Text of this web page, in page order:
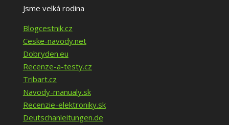
Jsme velká rodina
Blogcestnik.cz
Ceske-navody.net
Dobryden.eu
Recenze-a-testy.cz
Tribart.cz
Navody-manualy.sk
Recenzie-elektroniky.sk
Deutschanleitungen.de